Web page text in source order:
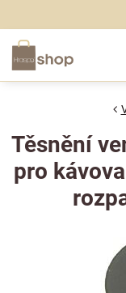
Těsnění
pro